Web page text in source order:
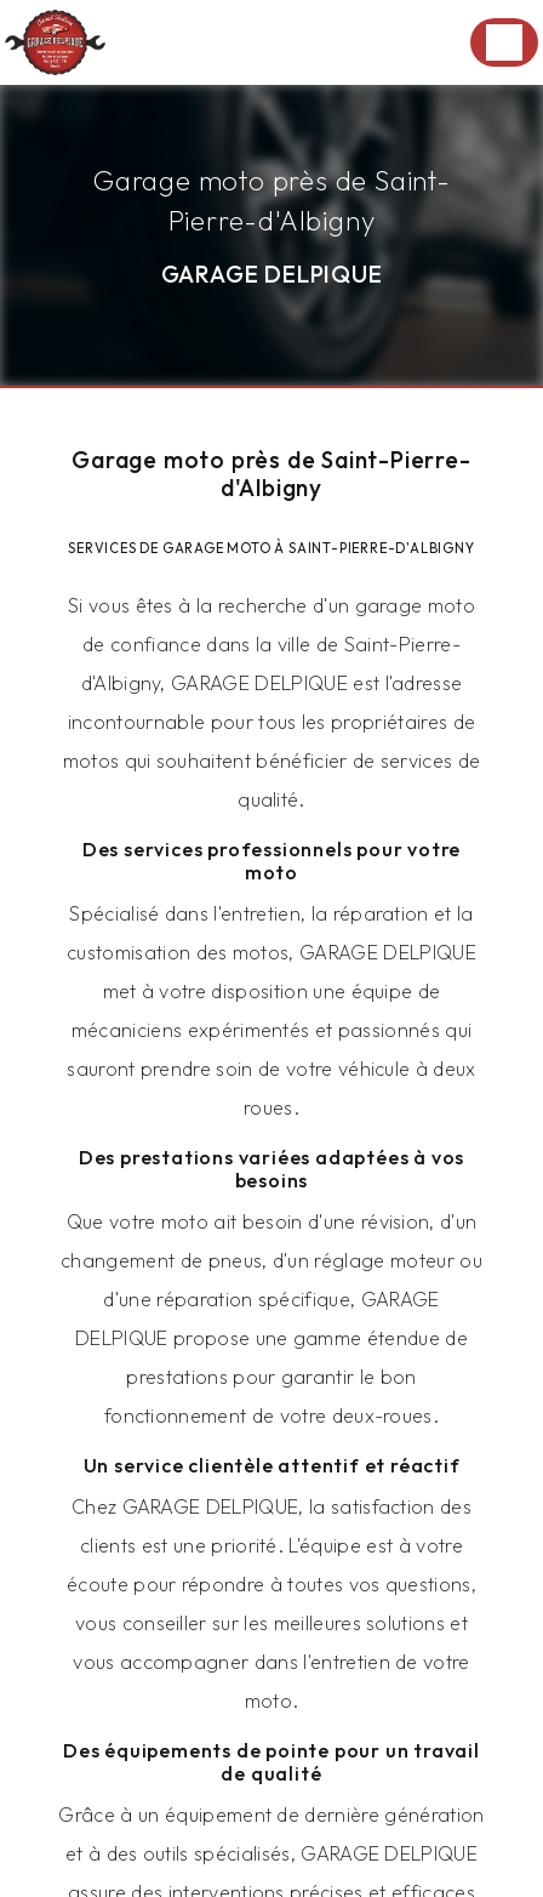
Garage moto près de Saint-
Pierre-d'Albigny
GARAGE DELPIQUE
Garage moto près de Saint-Pierre-
d'Albigny
SERVICES DE GARAGE MOTO À SAINT-PIERRE-D'ALBIGNY
Si vous êtes à la recherche d'un garage moto
de confiance dans la ville de Saint-Pierre-
d'Albigny, GARAGE DELPIQUE est l'adresse
incontournable pour tous les propriétaires de
motos qui souhaitent bénéficier de services de
qualité.
Des services professionnels pour votre
moto
Spécialisé dans l'entretien, la réparation et la
customisation des motos, GARAGE DELPIQUE
met à votre disposition une équipe de
mécaniciens expérimentés et passionnés qui
sauront prendre soin de votre véhicule à deux
roues.
Des prestations variées adaptées à vos
besoins
Que votre moto ait besoin d'une révision, d'un
changement de pneus, d'un réglage moteur ou
d'une réparation spécifique, GARAGE
DELPIQUE propose une gamme étendue de
prestations pour garantir le bon
fonctionnement de votre deux-roues.
Un service clientèle attentif et réactif
Chez GARAGE DELPIQUE, la satisfaction des
clients est une priorité. L'équipe est à votre
écoute pour répondre à toutes vos questions,
vous conseiller sur les meilleures solutions et
vous accompagner dans l'entretien de votre
moto.
Des équipements de pointe pour un travail
de qualité
Grâce à un équipement de dernière génération
et à des outils spécialisés, GARAGE DELPIQUE
assure des interventions précises et efficaces
Panneau de gestion des cookies